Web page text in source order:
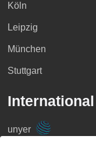
Köln
Leipzig
München
Stuttgart
International
unyer